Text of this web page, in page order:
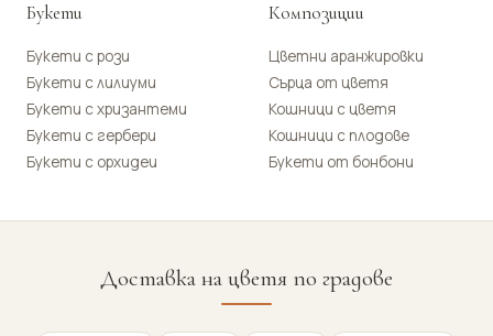
Букети
Букети с рози
Букети с лилиуми
Букети с хризантеми
Букети с гербери
Букети с орхидеи
Композиции
Цветни аранжировки
Сърца от цветя
Кошници с цветя
Кошници с плодове
Букети от бонбони
Доставка на цветя по градове